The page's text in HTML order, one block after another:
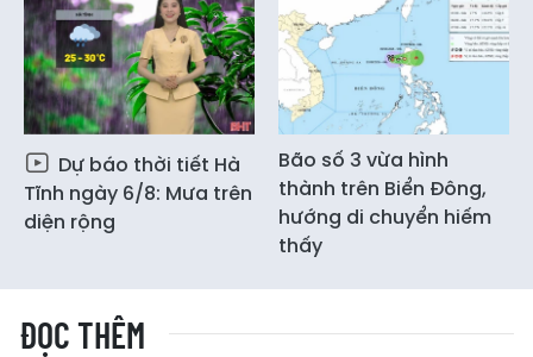
Dự báo thời tiết Hà
Tĩnh ngày 6/8: Mưa trên
diện rộng
Bão số 3 vừa hình
thành trên Biển Đông,
hướng di chuyển hiếm
thấy
ĐỌC THÊM